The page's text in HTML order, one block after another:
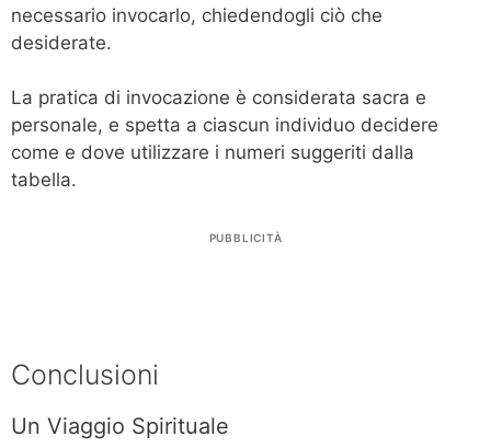
necessario invocarlo, chiedendogli ciò che
desiderate.
La pratica di invocazione è considerata sacra e
personale, e spetta a ciascun individuo decidere
come e dove utilizzare i numeri suggeriti dalla
tabella.
PUBBLICITÀ
Conclusioni
Un Viaggio Spirituale